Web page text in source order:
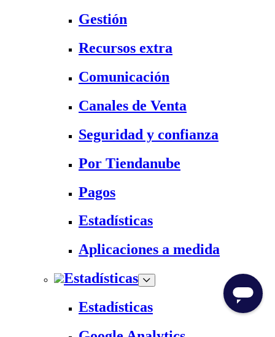
Gestión
Recursos extra
Comunicación
Canales de Venta
Seguridad y confianza
Por Tiendanube
Pagos
Estadísticas
Aplicaciones a medida
Estadísticas
Estadísticas